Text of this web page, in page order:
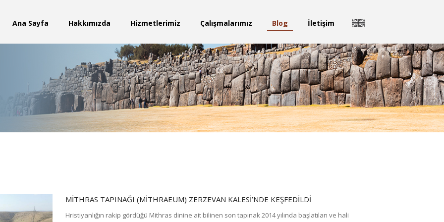
Ana Sayfa Hakkımızda Hizmetlerimiz Çalışmalarımız Blog İletişim
MITHRAS TAPINAĞI (MITHRAEUM) ZERZEVAN KALESI’NDE KEŞFEDILDI
Hristiyanlığın rakip gördüğü Mithras dinine ait bilinen son tapınak 2014 yılında başlatılan ve hali